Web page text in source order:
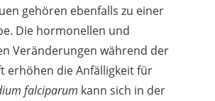
gehören ebenfalls zu einer
Die hormonellen und
Veränderungen während der
erhöhen die Anfälligkeit für
falciparum kann sich in der